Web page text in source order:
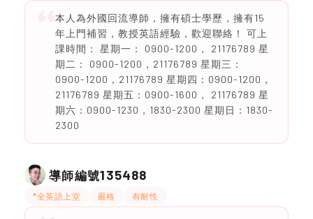
本人為外國回流導師，擁有碩士學歷，擁有15
年上門補習，教授英語經驗，歡迎聯絡！ 可上
課時間： 星期一： 0900-1200， 21176789 星
期二： 0900-1200，21176789 星期三：
0900-1200，21176789 星期四：0900-1200，
21176789 星期五：0900-1600， 21176789 星
期六：0900-1230，1830-2300 星期日：1830-
2300
導師編號135488
*全英語上堂 嚴格 有耐性